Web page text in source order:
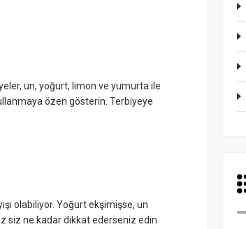
un, yoğurt, limon ve yumurta ile
özen gösterin. Terbiyeye
olabiliyor. Yoğurt ekşimişse, un
siz ne kadar dikkat ederseniz edin